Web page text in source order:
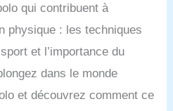
qui contribuent à
physique : les techniques
et l’importance du
dans le monde
et découvrez comment ce